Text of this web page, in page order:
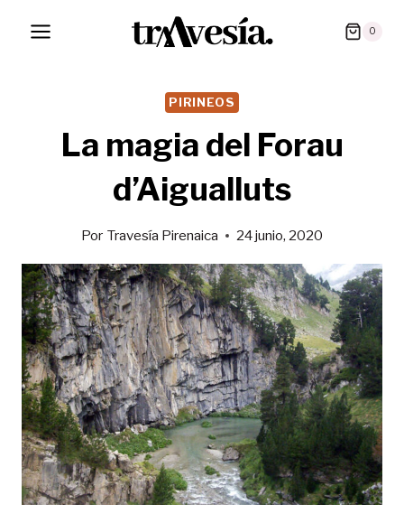
0
PIRINEOS
La magia del Forau
d’Aigualluts
Por Travesía Pirenaica 24 junio, 2020